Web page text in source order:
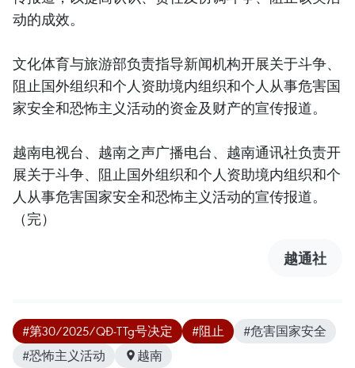
动的成效。
文化体育与旅游部负责指导新闻机构开展关于斗争、
阻止国外组织和个人资助境内组织和个人从事危害国
家安全和恐怖主义活动的资金及财产的宣传报道。
越南电视台、越南之声广播电台、越南通讯社负责开
展关于斗争、阻止国外组织和个人资助境内组织和个
人从事危害国家安全和恐怖主义活动的宣传报道。
（完）
越通社
#第30/2025/QĐ-TTg号决定 #阻止
#危害国家安全
#恐怖主义活动
越南